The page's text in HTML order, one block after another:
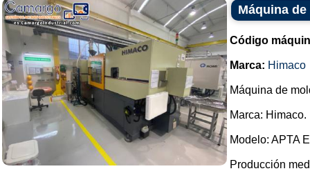
Máquina
Código
Marca: Himaco
Máquina de
Marca: Himaco.
Modelo: APTA
Producción